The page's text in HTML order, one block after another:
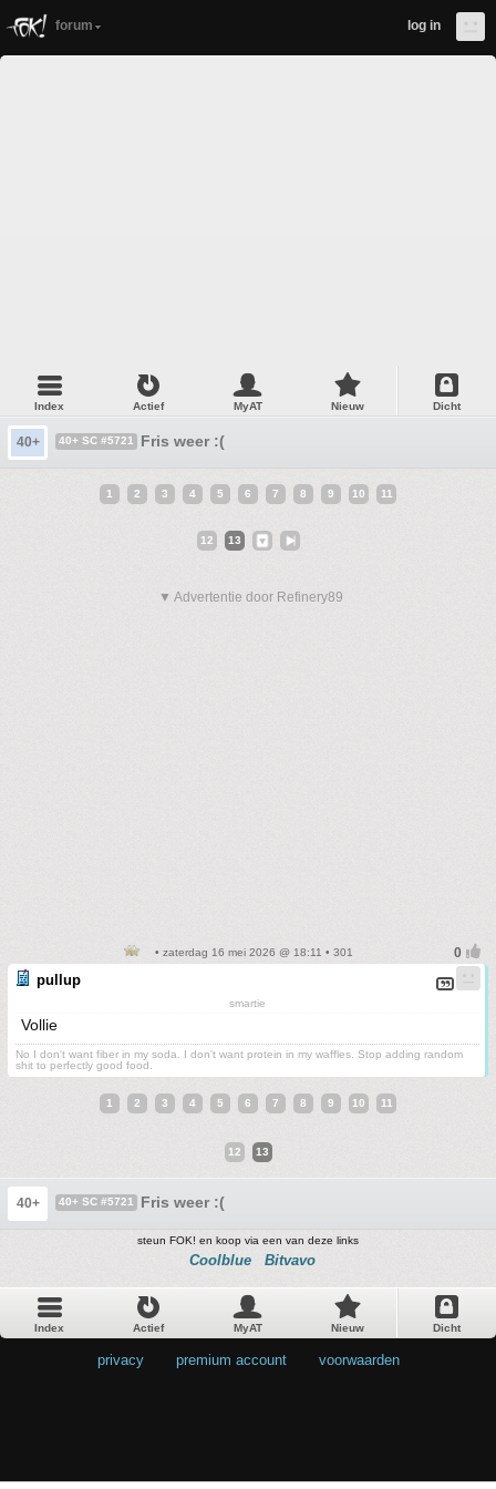
forum log in
Index Actief MyAT Nieuw Dicht
40+ 40+ SC #5721 Fris weer :(
1 2 3 4 5 6 7 8 9 10 11
12 13
▼ Advertentie door Refinery89
• zaterdag 16 mei 2026 @ 18:11 • 301
pullup
smartie
Vollie
No I don't want fiber in my soda. I don't want protein in my waffles. Stop adding random
shit to perfectly good food.
1 2 3 4 5 6 7 8 9 10 11
12 13
40+ 40+ SC #5721 Fris weer :(
steun FOK! en koop via een van deze links
Coolblue Bitvavo
Index Actief MyAT Nieuw Dicht
privacy premium account voorwaarden